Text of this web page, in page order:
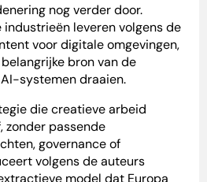
nog verder door.
leveren volgens de
voor digitale omgevingen,
bron van de
systemen draaien.
die creatieve arbeid
zonder passende
governance of
volgens de auteurs
model dat Europa